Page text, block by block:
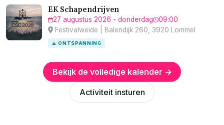
EK Schapendrijven
27 augustus 2026 - donderdag
09:00
Festivalweide | Balendijk 260, 3920 Lommel
🧘 ONTSPANNING
Bekijk de volledige kalender →
Activiteit insturen